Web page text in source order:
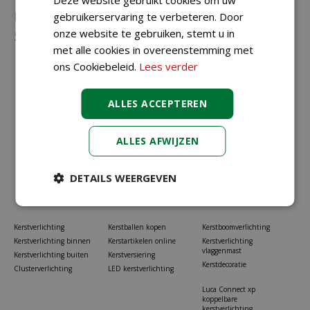
Neem gerust contact met ons op via023-
5581528ofinfo@koopkerstverlichting.nl
Kerstverlichting
Kerstverlichting binnen
Kerstverlichting buiten
Clusterverlichting
Kerstballen kopen
Kerstartikelen online
Kerstversiering
LED kerstverlichting
Kerstboomverlichting
Kerstverlichting
vlaggenmast
Kerstdecoratie
Luca Connect xp
koppelbare
gebruikerservaring te verbeteren. Door
onze website te gebruiken, stemt u in
met alle cookies in overeenstemming met
ons Cookiebeleid. Lees verder
ALLES ACCEPTEREN
ALLES AFWIJZEN
DETAILS WEERGEVEN